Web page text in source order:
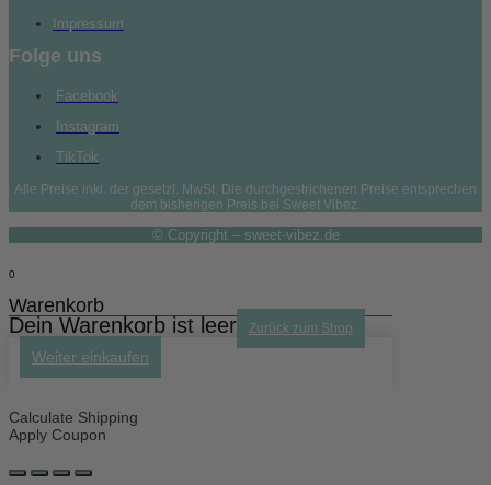
Impressum
Folge uns
Facebook
Instagram
TikTok
Alle Preise inkl. der gesetzl. MwSt. Die durchgestrichenen Preise entsprechen
dem bisherigen Preis bei Sweet Vibez.
© Copyright – sweet-vibez.de
0
Warenkorb
Dein Warenkorb ist leer Zurück zum Shop
Weiter einkaufen
Calculate Shipping
Apply Coupon